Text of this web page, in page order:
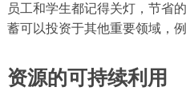
员工和学生都记得关灯，节省
蓄可以投资于其他重要领域，
资源的可持续利用